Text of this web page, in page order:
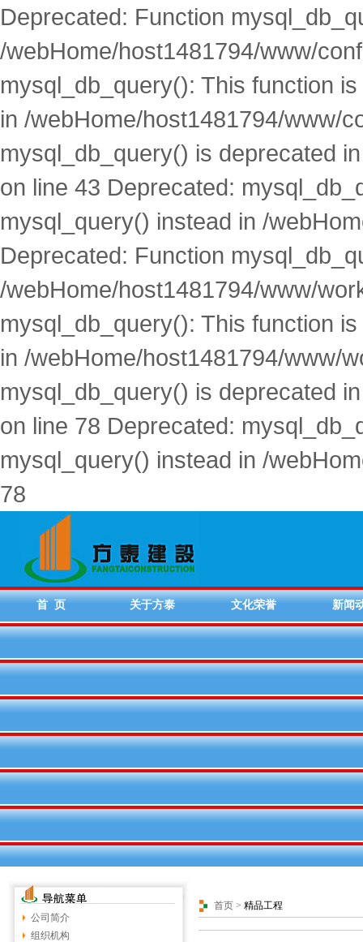
Deprecated: Function
/webHome/host1481794/www/
mysql_db_query(): This function
in /webHome/host1481794/www/
mysql_db_query() is deprecated
on line 43 Deprecated:
mysql_query() instead in /
Deprecated: Function
/webHome/host1481794/www/
mysql_db_query(): This function
in /webHome/host1481794/www/
mysql_db_query() is deprecated
on line 78 Deprecated:
mysql_query() instead in /
78
首 页 关于方泰 文化荣誉 新闻
公司简介
组织机构
首页 > 精品工程